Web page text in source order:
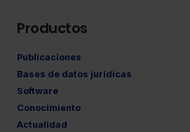
Productos
Publicaciones
Bases de datos jurídicas
Software
Conocimiento
Actualidad